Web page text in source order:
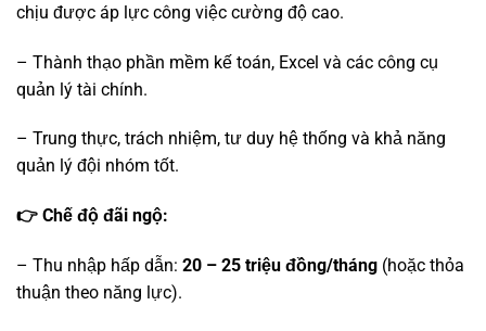
chịu được áp lực công việc cường độ cao.
– Thành thạo phần mềm kế toán, Excel và các công cụ
quản lý tài chính.
– Trung thực, trách nhiệm, tư duy hệ thống và khả năng
quản lý đội nhóm tốt.
👉 Chế độ đãi ngộ:
– Thu nhập hấp dẫn: 20 – 25 triệu đồng/tháng (hoặc thỏa
thuận theo năng lực).